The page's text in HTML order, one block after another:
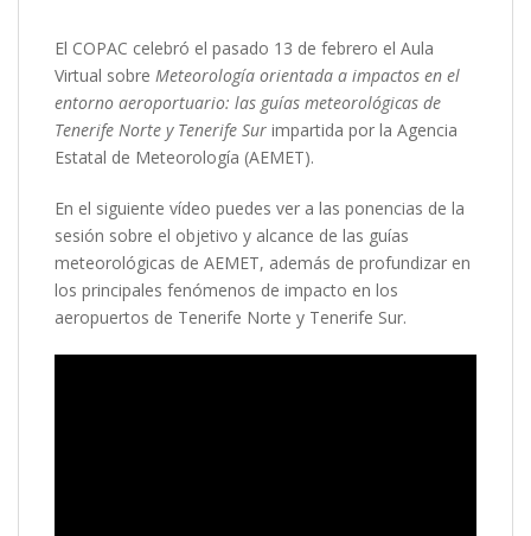
El COPAC celebró el pasado 13 de febrero el Aula
Virtual sobre Meteorología orientada a impactos en el
entorno aeroportuario: las guías meteorológicas de
Tenerife Norte y Tenerife Sur impartida por la Agencia
Estatal de Meteorología (AEMET).
En el siguiente vídeo puedes ver a las ponencias de la
sesión sobre el objetivo y alcance de las guías
meteorológicas de AEMET, además de profundizar en
los principales fenómenos de impacto en los
aeropuertos de Tenerife Norte y Tenerife Sur.